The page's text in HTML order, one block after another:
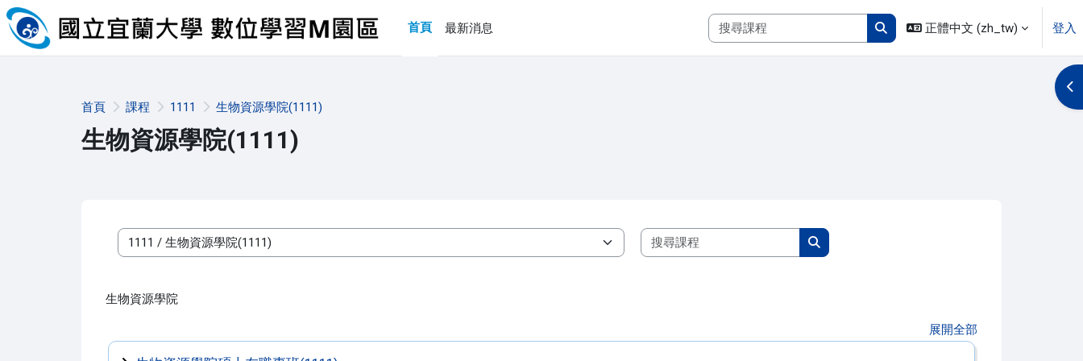
跳至主內容
首頁
最新消息
搜尋課程
搜尋課程
正體中文 ‎(zh_tw)‎ 登入
首頁 課程 1111 生物資源學院(1111)
生物資源學院(1111)
開
課程類別
搜尋課程
搜尋課程
生物資源學院
展開全部